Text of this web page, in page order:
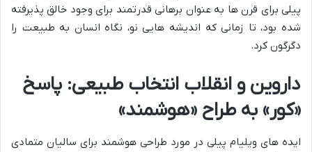
پیلی برای قرن ها به عنوان برهانی قدرتمند برای وجود خالق پذیرفته
شده بود، تا زمانی که اندیشه هایی نو، نگاه انسان به طبیعت را
دگرگون کرد.
داروین و انقلاب انتخاب طبیعی: پاسخ
«کور» به طراح «هوشمند»
ایده های ویلیام پیلی در مورد طراحی هوشمند برای سالیان متمادی